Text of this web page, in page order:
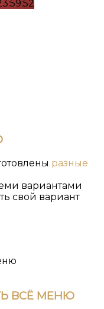
разные
вариантами
свой вариант
ВСЁ МЕНЮ